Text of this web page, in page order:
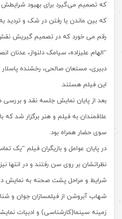
که تصمیم می‌گیرد برای بهبود
که بین ماندن یا رفتن در شک و تردید به
رقم می خورد که در تصمیم گیریش
“الهام علیزاده، سیامک دلنواز، عدنان
دبیری، مستعان صالحی، رخشنده پاسلار
این فیلم هستند.
بعد از پایان نمایش جلسه نقد و بررسی
علاقمندان به فیلم و هنر برگزار شد که
سوی حضار همراه بود.
در پایان عوامل و بازیگران فیلم “یک
نظراتشان بر روی سن رفتند و در انتها
شرایط و مراحل پشت صحنه به نمایش
شهاب آبروشن از فیلمسازان جوان و
زمینه سینما(کارشناسی) و ادبیات